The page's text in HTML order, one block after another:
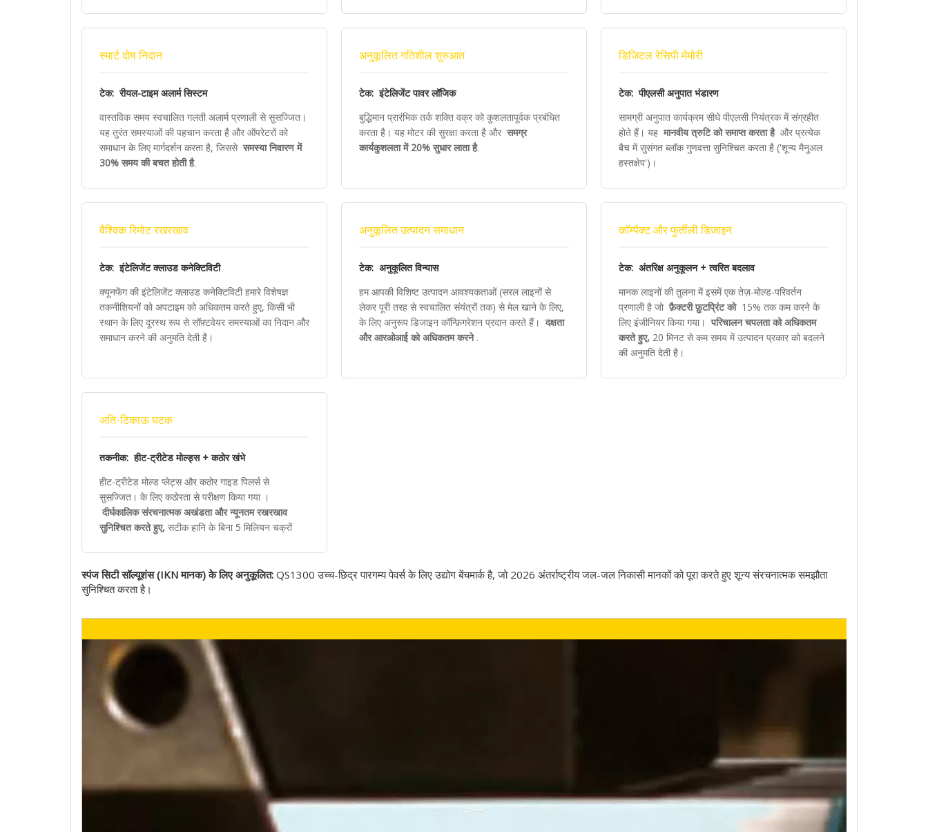
स्मार्ट दोष निदान
टेक: रीयल-टाइम अलार्म सिस्टम
वास्तविक समय स्वचालित गलती अलार्म प्रणाली से सुसज्जित।
यह तुरंत समस्याओं की पहचान करता है और ऑपरेटरों को
समाधान के लिए मार्गदर्शन करता है, जिससे समस्या निवारण में
30% समय की बचत होती है.
अनुकूलित गतिशील शुरुआत
टेक: इंटेलिजेंट पावर लॉजिक
बुद्धिमान प्रारंभिक तर्क शक्ति वक्र को कुशलतापूर्वक प्रबंधित
करता है। यह मोटर की सुरक्षा करता है और समग्र
कार्यकुशलता में 20% सुधार लाता है.
डिजिटल रेसिपी मेमोरी
टेक: पीएलसी अनुपात भंडारण
सामग्री अनुपात कार्यक्रम सीधे पीएलसी नियंत्रक में संग्रहीत
होते हैं। यह मानवीय त्रुटि को समाप्त करता है और प्रत्येक
बैच में सुसंगत ब्लॉक गुणवत्ता सुनिश्चित करता है ('शून्य मैनुअल
हस्तक्षेप')।
वैश्विक रिमोट रखरखाव
टेक: इंटेलिजेंट क्लाउड कनेक्टिविटी
क्यूनफेंग की इंटेलिजेंट क्लाउड कनेक्टिविटी हमारे विशेषज्ञ
तकनीशियनों को अपटाइम को अधिकतम करते हुए, किसी भी
स्थान के लिए दूरस्थ रूप से सॉफ़्टवेयर समस्याओं का निदान और
समाधान करने की अनुमति देती है।
अनुकूलित उत्पादन समाधान
टेक: अनुकूलित विन्यास
हम आपकी विशिष्ट उत्पादन आवश्यकताओं (सरल लाइनों से
लेकर पूरी तरह से स्वचालित संयंत्रों तक) से मेल खाने के लिए,
के लिए अनुरूप डिजाइन कॉन्फ़िगरेशन प्रदान करते हैं। दक्षता
और आरओआई को अधिकतम करने .
कॉम्पैक्ट और फुर्तीली डिजाइन
टेक: अंतरिक्ष अनुकूलन + त्वरित बदलाव
मानक लाइनों की तुलना में इसमें एक तेज़-मोल्ड-परिवर्तन
प्रणाली है जो फ़ैक्टरी फ़ुटप्रिंट को 15% तक कम करने के
लिए इंजीनियर किया गया। परिचालन चपलता को अधिकतम
करते हुए, 20 मिनट से कम समय में उत्पादन प्रकार को बदलने
की अनुमति देती है।
अति-टिकाऊ घटक
तकनीक: हीट-ट्रीटेड मोल्ड्स + कठोर खंभे
हीट-ट्रीटेड मोल्ड प्लेट्स और कठोर गाइड पिलर्स से
सुसज्जित। के लिए कठोरता से परीक्षण किया गया ।
दीर्घकालिक संरचनात्मक अखंडता और न्यूनतम रखरखाव
सुनिश्चित करते हुए, सटीक हानि के बिना 5 मिलियन चक्रों
स्पंज सिटी सॉल्यूशंस (IKN मानक) के लिए अनुकूलित: QS1300 उच्च-छिद्र पारगम्य पेवर्स के लिए उद्योग बेंचमार्क है, जो 2026 अंतर्राष्ट्रीय जल-जल निकासी मानकों को पूरा करते हुए शून्य संरचनात्मक समझौता
सुनिश्चित करता है।